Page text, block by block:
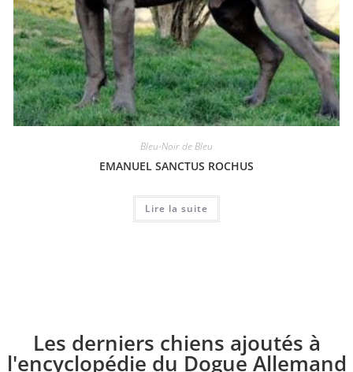
Bleu-Noir de Bleu
EMANUEL SANCTUS ROCHUS
Lire la suite
Les derniers chiens ajoutés à
l'encyclopédie du Dogue Allemand